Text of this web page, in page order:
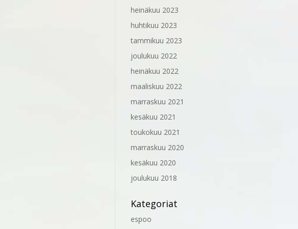
heinäkuu 2023
huhtikuu 2023
tammikuu 2023
joulukuu 2022
heinäkuu 2022
maaliskuu 2022
marraskuu 2021
kesäkuu 2021
toukokuu 2021
marraskuu 2020
kesäkuu 2020
joulukuu 2018
Kategoriat
espoo